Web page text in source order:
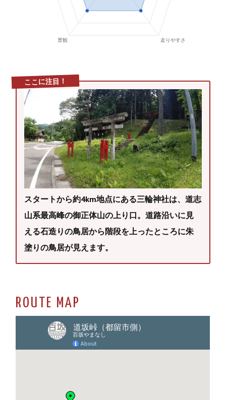
ここに注目！
スタートから約4km地点にある三輪神社は、道志
山系最高峰の御正体山の上り口。道路沿いに見
える石造りの鳥居から階段を上ったところに朱
塗りの鳥居が見えます。
ROUTE MAP